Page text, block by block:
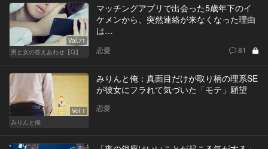
Vol.71
男と女の答えあわせ【Q】
マッチングアプリで出会った5歳年下のイ
ケメンから、突然連絡が来なくなった理由
は…
恋愛 81
Vol.1
みりんと俺
みりんと俺：真面目だけが取り柄の理系SE
が彼女にフラれて気づいた「モテ」願望
恋愛